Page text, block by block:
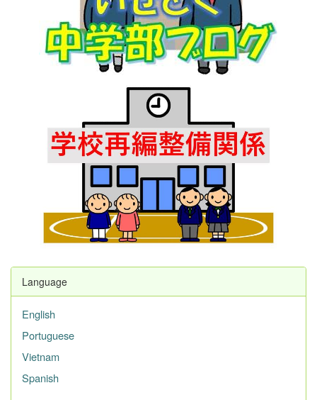
Language
English
Portuguese
Vietnam
Spanish